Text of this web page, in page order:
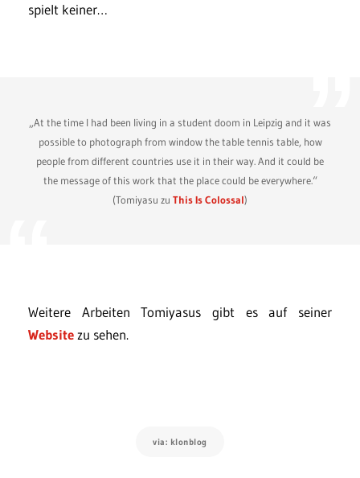
spielt keiner…
„At the time I had been living in a student doom in Leipzig and it was
possible to photograph from window the table tennis table, how
people from different countries use it in their way. And it could be
the message of this work that the place could be everywhere.“
(Tomiyasu zu This Is Colossal)
Weitere Arbeiten Tomiyasus gibt es auf seiner
Websitezu sehen.
via: klonblog